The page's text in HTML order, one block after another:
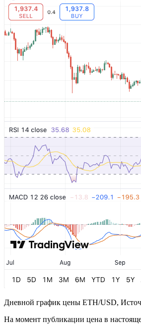
Дневной график цены ETH/USD,
На момент публикации цена в